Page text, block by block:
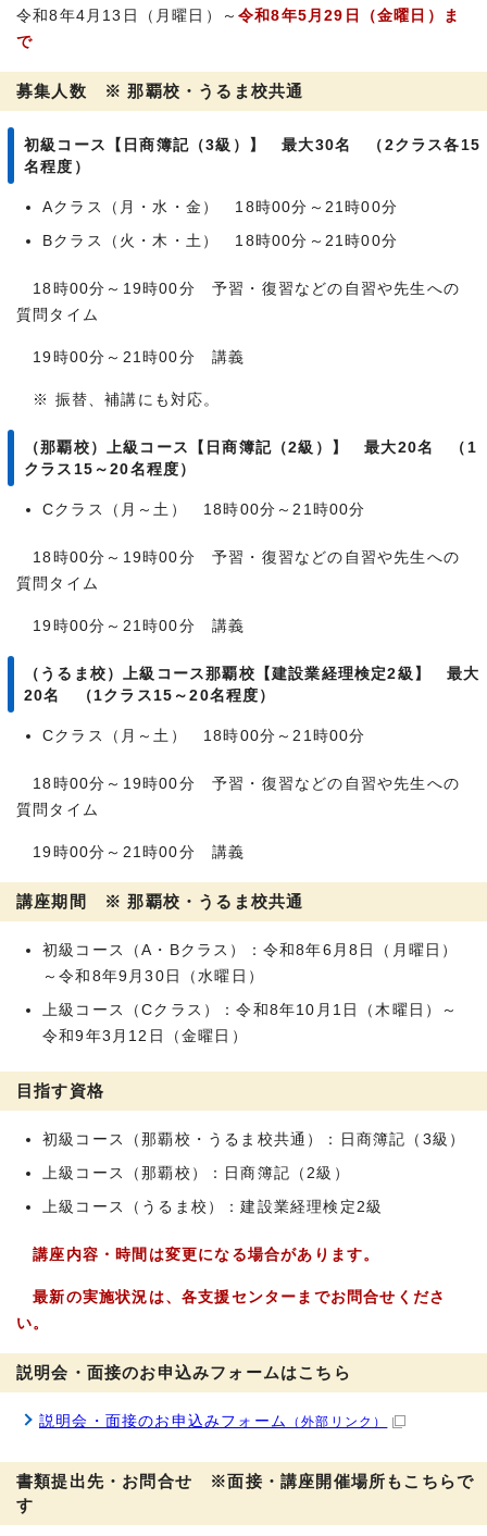
令和8年4月13日（月曜日）～ 令和8年5月29日（金曜日）ま
で
募集人数 ※ 那覇校・うるま校共通
初級コース【日商簿記（3級）】 最大30名 （2クラス各15
名程度）
Aクラス（月・水・金） 18時00分～21時00分
Bクラス（火・木・土） 18時00分～21時00分
18時00分～19時00分 予習・復習などの自習や先生への
質問タイム
19時00分～21時00分 講義
※ 振替、補講にも対応。
（那覇校）上級コース【日商簿記（2級）】 最大20名 （1
クラス15～20名程度）
Cクラス（月～土） 18時00分～21時00分
18時00分～19時00分 予習・復習などの自習や先生への
質問タイム
19時00分～21時00分 講義
（うるま校）上級コース那覇校【建設業経理検定2級】 最大
20名 （1クラス15～20名程度）
Cクラス（月～土） 18時00分～21時00分
18時00分～19時00分 予習・復習などの自習や先生への
質問タイム
19時00分～21時00分 講義
講座期間 ※ 那覇校・うるま校共通
初級コース（A・Bクラス）：令和8年6月8日（月曜日）
～令和8年9月30日（水曜日）
上級コース（Cクラス）：令和8年10月1日（木曜日）～
令和9年3月12日（金曜日）
目指す資格
初級コース（那覇校・うるま校共通）：日商簿記（3級）
上級コース（那覇校）：日商簿記（2級）
上級コース（うるま校）：建設業経理検定2級
講座内容・時間は変更になる場合があります。
最新の実施状況は、各支援センターまでお問合せくださ
い。
説明会・面接のお申込みフォームはこちら
説明会・面接のお申込みフォーム （外部リンク）
書類提出先・お問合せ ※面接・講座開催場所もこちらで
す